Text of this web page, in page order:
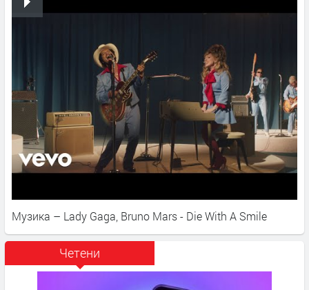
Музика – Lady Gaga, Bruno Mars - Die With A Smile
Четени